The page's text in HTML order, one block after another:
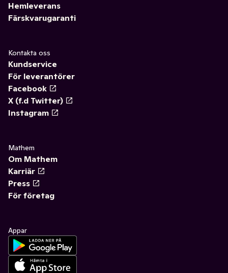
Hemleverans
Färskvarugaranti
Kontakta oss
Kundservice
För leverantörer
Facebook
X (f.d Twitter)
Instagram
Mathem
Om Mathem
Karriär
Press
För företag
Appar